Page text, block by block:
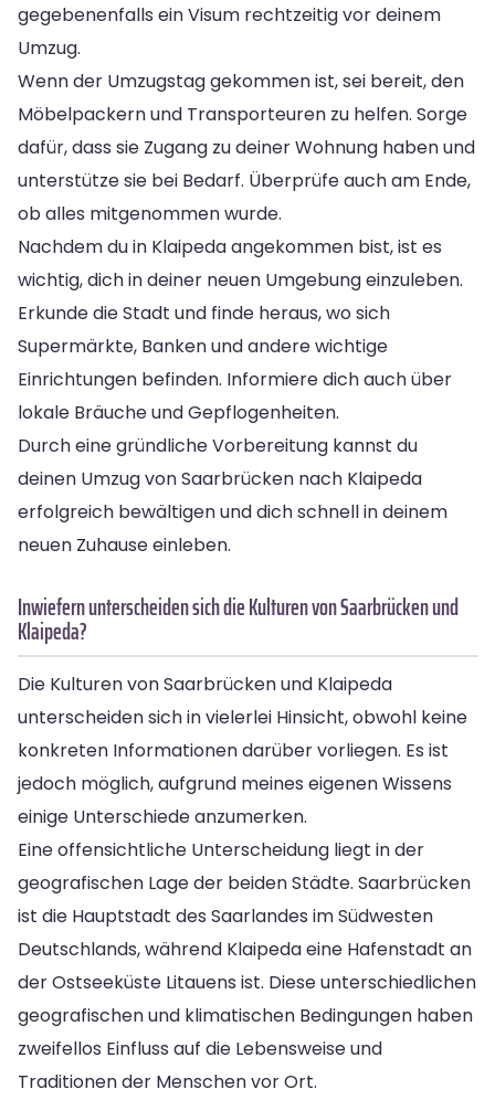
gegebenenfalls ein Visum rechtzeitig vor deinem
Umzug.
Wenn der Umzugstag gekommen ist, sei bereit, den
Möbelpackern und Transporteuren zu helfen. Sorge
dafür, dass sie Zugang zu deiner Wohnung haben und
unterstütze sie bei Bedarf. Überprüfe auch am Ende,
ob alles mitgenommen wurde.
Nachdem du in Klaipeda angekommen bist, ist es
wichtig, dich in deiner neuen Umgebung einzuleben.
Erkunde die Stadt und finde heraus, wo sich
Supermärkte, Banken und andere wichtige
Einrichtungen befinden. Informiere dich auch über
lokale Bräuche und Gepflogenheiten.
Durch eine gründliche Vorbereitung kannst du
deinen Umzug von Saarbrücken nach Klaipeda
erfolgreich bewältigen und dich schnell in deinem
neuen Zuhause einleben.
Inwiefern unterscheiden sich die Kulturen von Saarbrücken und
Klaipeda?
Die Kulturen von Saarbrücken und Klaipeda
unterscheiden sich in vielerlei Hinsicht, obwohl keine
konkreten Informationen darüber vorliegen. Es ist
jedoch möglich, aufgrund meines eigenen Wissens
einige Unterschiede anzumerken.
Eine offensichtliche Unterscheidung liegt in der
geografischen Lage der beiden Städte. Saarbrücken
ist die Hauptstadt des Saarlandes im Südwesten
Deutschlands, während Klaipeda eine Hafenstadt an
der Ostseeküste Litauens ist. Diese unterschiedlichen
geografischen und klimatischen Bedingungen haben
zweifellos Einfluss auf die Lebensweise und
Traditionen der Menschen vor Ort.